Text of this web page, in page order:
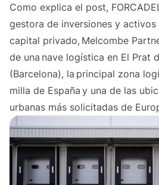
Como explica el post,
gestora de inversiones y
capital privado, Melcombe
de una nave logística en El Prat
(Barcelona), la principal zona
milla de España y una de las
urbanas más solicitadas de